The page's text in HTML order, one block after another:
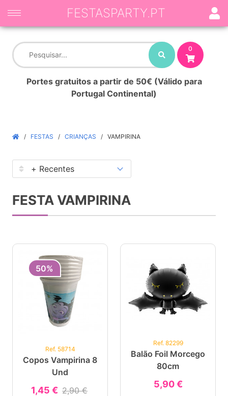
0
Portes gratuitos a partir de 50€ (Válido para
Portugal Continental)
FESTASPARTY.PT
FESTAS CRIANÇAS VAMPIRINA
FESTA VAMPIRINA
50%
Ref. 58714
Copos Vampirina 8
Und
1,45 € 2,90 €
Ref. 82299
Balão Foil Morcego
80cm
5,90 €